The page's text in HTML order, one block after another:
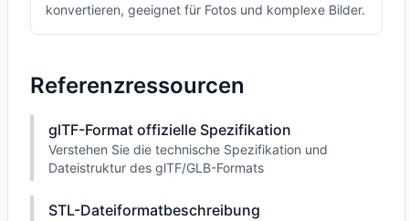
konvertieren, geeignet für Fotos und komplexe Bilder.
Referenzressourcen
glTF-Format offizielle Spezifikation
Verstehen Sie die technische Spezifikation und
Dateistruktur des glTF/GLB-Formats
STL-Dateiformatbeschreibung